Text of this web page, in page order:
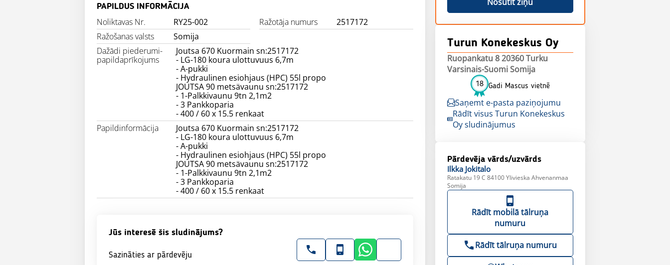
PAPILDUS INFORMĀCIJA
Noliktavas Nr. RY25-002 Ražotāja numurs
2517172
Ražošanas valsts
Somija
Dažādi piederumi-
papildaprīkojums
Joutsa 670 Kuormain sn:2517172
- LG-180 koura ulottuvuus 6,7m
- A-pukki
- Hydraulinen esiohjaus (HPC) 55l propo
JOUTSA 90 metsävaunu sn:2517172
- 1-Palkkivaunu 9tn 2,1m2
- 3 Pankkoparia
- 400 / 60 x 15.5 renkaat
Papildinformācija
Joutsa 670 Kuormain sn:2517172
- LG-180 koura ulottuvuus 6,7m
- A-pukki
- Hydraulinen esiohjaus (HPC) 55l propo
JOUTSA 90 metsävaunu sn:2517172
- 1-Palkkivaunu 9tn 2,1m2
- 3 Pankkoparia
- 400 / 60 x 15.5 renkaat
Jūs interesē šis sludinājums?
Sazināties ar pārdevēju
Turun Konekeskus Oy
Ruopankatu 8 20360 Turku
Varsinais-Suomi Somija
18 Gadi Mascus vietnē
Saņemt e-pasta paziņojumu
Rādīt visus Turun Konekeskus
Oy sludinājumus
Pārdevēja vārds/uzvārds
Ilkka Jokitalo
Ratakatu 19 C 84100 Ylivieska Ahvenanmaa
Somija
Rādīt mobilā tālruņa
numuru
Rādīt tālruņa numuru